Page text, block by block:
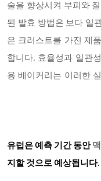
술을 향상시켜 부피와
된 발효 방법은 보다 일
은 크러스트를 가진 제
합니다. 효율성과 일관
용 베이커리는 이러
유럽은 예측 기간 동안
지할 것으로 예상됩니다.